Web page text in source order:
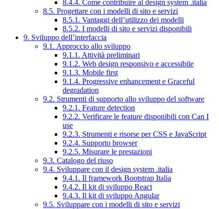
8.4.4. Come contribuire al design system .italia
8.5. Progettare con i modelli di sito e servizi
8.5.1. Vantaggi dell’utilizzo dei modelli
8.5.2. I modelli di sito e servizi disponibili
9. Sviluppo dell’interfaccia
9.1. Approccio allo sviluppo
9.1.1. Attività preliminari
9.1.2. Web design responsivo e accessibile
9.1.3. Mobile first
9.1.4. Progressive enhancement e Graceful
degradation
9.2. Strumenti di supporto allo sviluppo del software
9.2.1. Feature detection
9.2.2. Verificare le feature disponibili con Can I
use
9.2.3. Strumenti e risorse per CSS e JavaScript
9.2.4. Supporto browser
9.2.5. Misurare le prestazioni
9.3. Catalogo del riuso
9.4. Sviluppare con il design system .italia
9.4.1. Il framework Bootstrap Italia
9.4.2. Il kit di sviluppo React
9.4.3. Il kit di sviluppo Angular
9.5. Sviluppare con i modelli di sito e servizi